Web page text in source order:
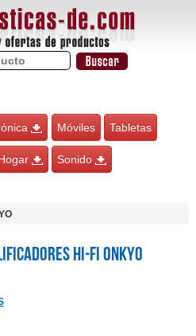
Móviles Tabletas
Sonido
Hi-fi ONKYO